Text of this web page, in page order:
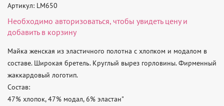
Артикул: LM650
Необходимо авторизоваться, чтобы увидеть цену и
добавить в корзину
Майка женская из эластичного полотна с хлопком и модалом в
составе. Широкая бретель. Круглый вырез горловины. Фирменный
жаккардовый логотип.
Состав:
47% хлопок, 47% модал, 6% эластан"